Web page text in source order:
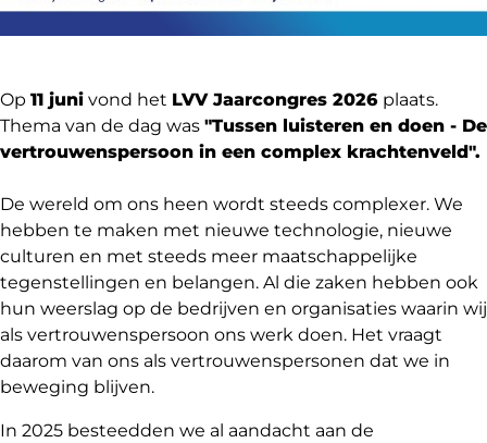
Op 11 juni vond het LVV Jaarcongres 2026 plaats.
Thema van de dag was "Tussen luisteren en doen - De
vertrouwenspersoon in een complex krachtenveld".
De wereld om ons heen wordt steeds complexer. We
hebben te maken met nieuwe technologie, nieuwe
culturen en met steeds meer maatschappelijke
tegenstellingen en belangen. Al die zaken hebben ook
hun weerslag op de bedrijven en organisaties waarin wij
als vertrouwenspersoon ons werk doen. Het vraagt
daarom van ons als vertrouwenspersonen dat we in
beweging blijven.
In 2025 besteedden we al aandacht aan de